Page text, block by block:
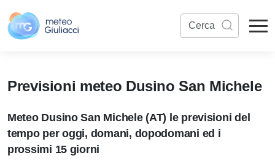
Previsioni meteo Dusino San Michele
Meteo Dusino San Michele (AT) le previsioni del
tempo per oggi, domani, dopodomani ed i
prossimi 15 giorni